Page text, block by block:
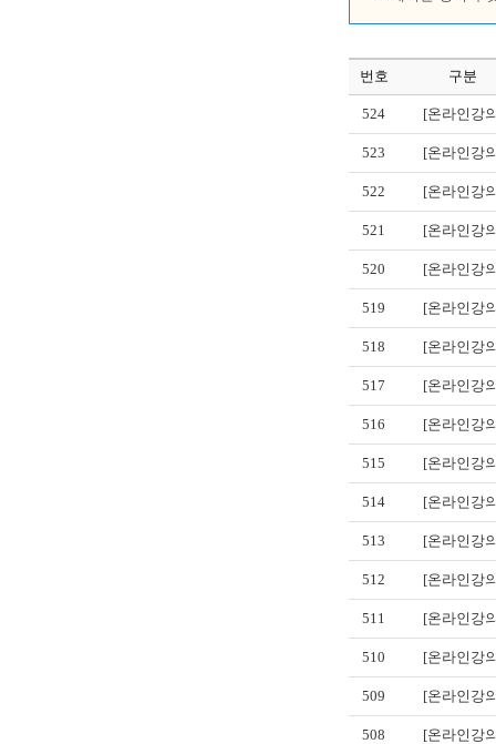
번호 구분
524 [온라인강
523 [온라인강
522 [온라인강
521 [온라인강
520 [온라인강
519 [온라인강
518 [온라인강
517 [온라인강
516 [온라인강
515 [온라인강
514 [온라인강
513 [온라인강
512 [온라인강
511 [온라인강
510 [온라인강
509 [온라인강
508 [온라인강